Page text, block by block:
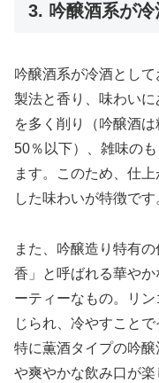
3. 吟醸酒系が
吟醸酒系が冷酒とし
製法と香り、味わい
を多く削り（吟醸酒
50％以下）、雑味の
ます。このため、仕
した味わいが特徴です
また、吟醸造り特有
香」と呼ばれる華や
ーティーなもの。リ
じられ、冷やすこと
特に薫酒タイプの吟
や爽やかな飲み口が